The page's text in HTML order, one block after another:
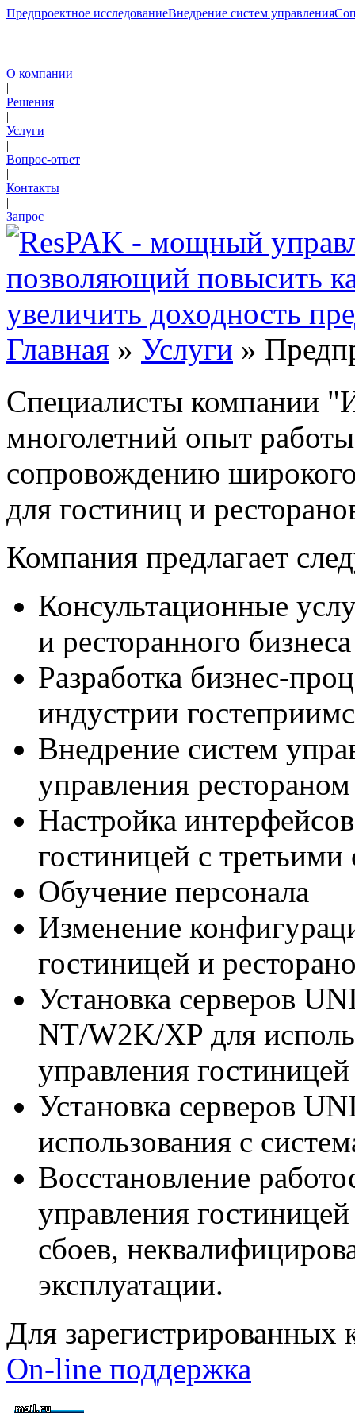
Предпроектное исследованиеВнедрение систем управления
О компании
|
Решения
|
Услуги
|
Вопрос-ответ
|
Контакты
|
Запрос
Главная » Услуги »
Специалисты
многолетний опыт
сопровождению
для гостиниц и
Компания предлагает
Консультационные
и ресторанного бизнеса
Разработка бизнес-
индустрии
Внедрение систем
управления
Настройка
гостиницей с
Обучение персонала
Изменение
гостиницей и
Установка серверов
NT/W2K/XP для
управления гостиницей
Установка серверов
использования с
Восстановление
управления
сбоев,
эксплуатации.
Для зарегистрированных
On-line поддержка